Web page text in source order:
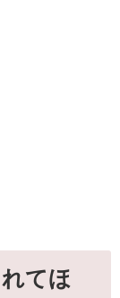
てほ